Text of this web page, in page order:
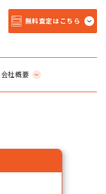
無料査定はこちら
会社概要